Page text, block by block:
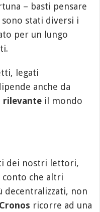
– basti pensare
sono stati diversi i
per un lungo
legati
anche da
rilevante il mondo
dei nostri lettori,
che altri
decentralizzati, non
Cronos ricorre ad una